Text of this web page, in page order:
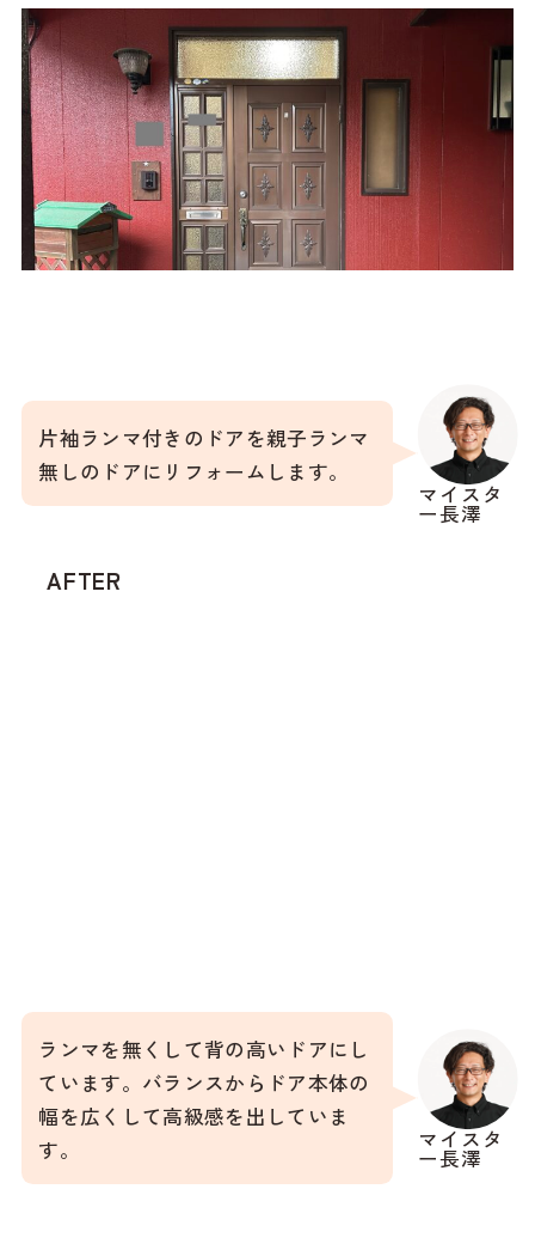
マイスタ
ー長澤
片袖ランマ付きのドアを親子ランマ
無しのドアにリフォームします。
AFTER
マイスタ
ー長澤
ランマを無くして背の高いドアにし
ています。バランスからドア本体の
幅を広くして高級感を出していま
す。